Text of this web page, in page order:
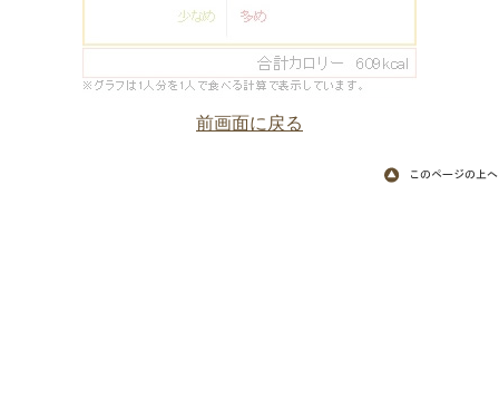
前画面に戻る